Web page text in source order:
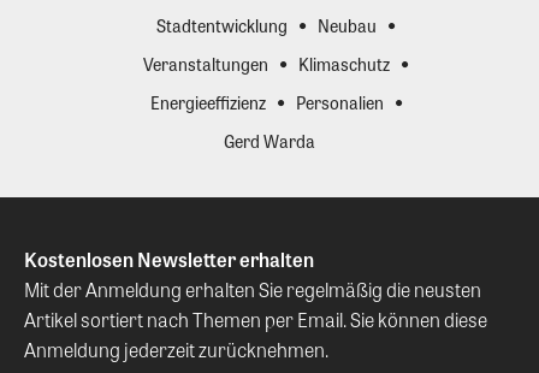
Stadtentwicklung
Neubau
Veranstaltungen
Klimaschutz
Energieeffizienz
Personalien
Gerd Warda
Kostenlosen Newsletter erhalten
Mit der Anmeldung erhalten Sie regelmäßig die neusten
Artikel sortiert nach Themen per Email. Sie können diese
Anmeldung jederzeit zurücknehmen.